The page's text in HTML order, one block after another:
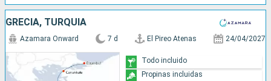
GRECIA, TURQUÍA
Azamara Onward 7 d El Pireo Atenas 24/04/2027
Todo incluido
Propinas incluidas